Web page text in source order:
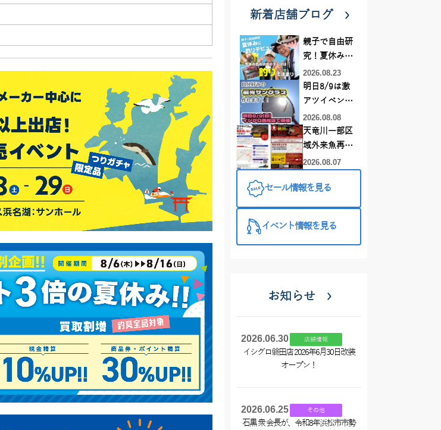
新着店舗ブログ
親子で自由研
究！夏休みに
釣りデビュー
2026.08.23
明日8/9は激
アツイベント
日！！！～オ
ーダー偏光グ
ラス受注会～
2026.08.08
天竜川一部区
域外来魚再放
流禁止となり
2026.08.07
セール情報を見る
イベント情報を見る
お知らせ
2026.06.30 店舗情報
イシグロ磐田店 2026年6月30日改装
オープン！
2026.06.25 その他
石黒 衆 会長が、令和8年浜松市市勢